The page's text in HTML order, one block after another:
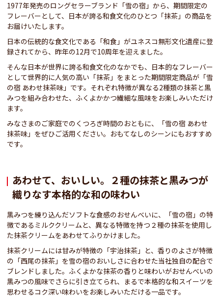
1977年発売のロングセラーブランド「雪の宿」から、期間限定の
フレーバーとして、日本が誇る和食文化のひとつ「抹茶」の商品を
お届けいたします。
日本の伝統的な食文化である「和食」がユネスコ無形文化遺産に登
録されてから、昨年の12月で10周年を迎えました。
そんな日本が世界に誇る和食文化のなかでも、日本的なフレーバー
として世界的に人気の高い「抹茶」をまとった期間限定商品が「雪
の宿 あわせ抹茶味」です。それぞれ特徴が異なる2種類の抹茶と黒
みつを組み合わせた、ふくよかかつ繊細な風味をお楽しみいただけ
ます。
みなさまのご家庭でのくつろぎ時間のおともに、「雪の宿 あわせ
抹茶味」をぜひご活用ください。おもてなしのシーンにもおすすめ
です。
あわせて、おいしい。２種の抹茶と黒みつが
織りなす本格的な和の味わい
黒みつを練り込んだソフトな食感のおせんべいに、「雪の宿」の特
徴であるミルククリームと、異なる特徴を持つ２種の抹茶を使用し
た抹茶クリームをあわせてふりかけました。
抹茶クリームには甘みが特徴の「宇治抹茶」と、香りのよさが特徴
の「西尾の抹茶」を雪の宿のおいしさに合わせた当社独自の配合で
ブレンドしました。ふくよかな抹茶の香りと味わいがおせんべいの
黒みつの風味でさらに引き立てられ、まるで本格的な和スイーツを
思わせるコク深い味わいをお楽しみいただける一品です。